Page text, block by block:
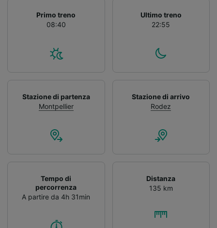
Primo treno
08:40
Ultimo treno
22:55
Stazione di partenza
Montpellier
Stazione di arrivo
Rodez
Tempo di
percorrenza
A partire da 4h 31min
Distanza
135 km